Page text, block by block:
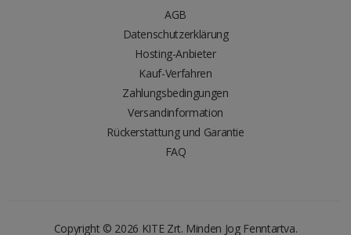
AGB
Datenschutzerklärung
Hosting-Anbieter
Kauf-Verfahren
Zahlungsbedingungen
Versandinformation
Rückerstattung und Garantie
FAQ
Copyright © 2026 KITE Zrt. Minden Jog Fenntartva.